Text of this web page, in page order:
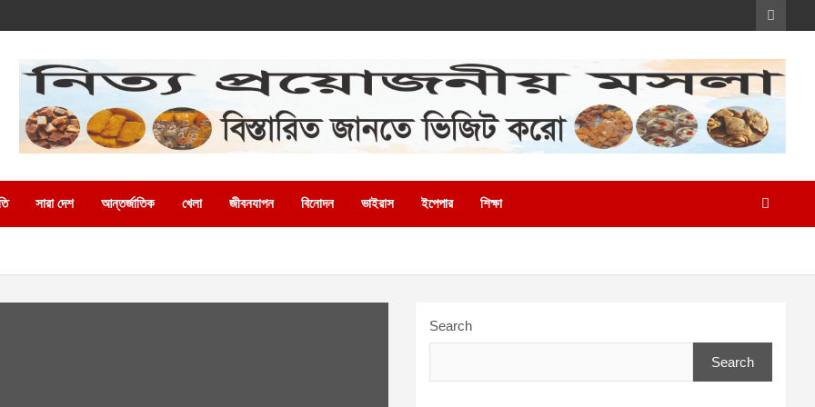
সারা দেশ আন্তর্জাতিক খেলা জীবনযাপন বিনোদন ভাইরাস ইপেপার শিক্ষা
Search
Search